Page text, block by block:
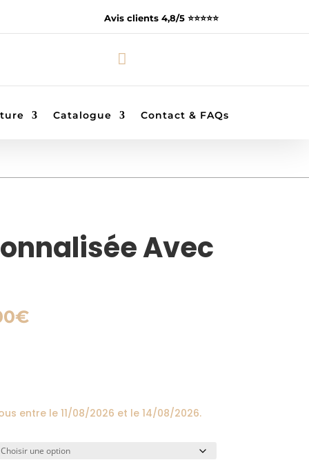
Avis clients 4,8/5 ⭐️⭐️⭐️⭐️⭐️

Catalogue Contact & FAQs
Avec
€Plage
entre le 11/08/2026 et le 14/08/2026.